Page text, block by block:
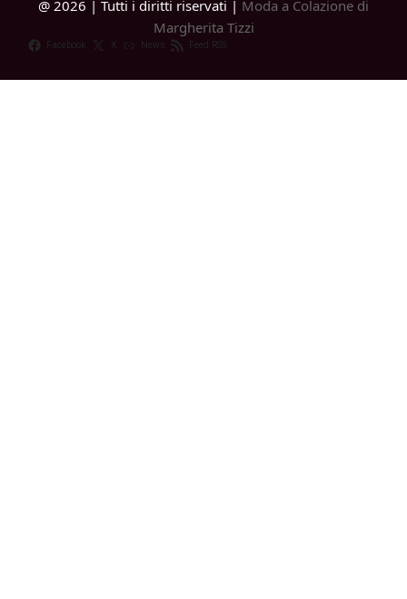
@ 2026 | Tutti i diritti riservati | Moda a Colazione di
Margherita Tizzi
Facebook X News Feed RSS